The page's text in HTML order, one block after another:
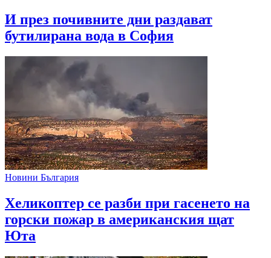
И през почивните дни раздават
бутилирана вода в София
Новини България
Хеликоптер се разби при гасенето на
горски пожар в американския щат
Юта